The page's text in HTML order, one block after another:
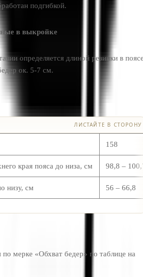
подгибкой.
в выкройке
определяется длиной резинки в
ок. 5-7 см.
ЛИСТАЙТЕ В СТОРОНУ
158
края пояса до низа, см 98,8 –
низу, см 56 – 66,8
по мерке «Обхват бедер» по таблице на